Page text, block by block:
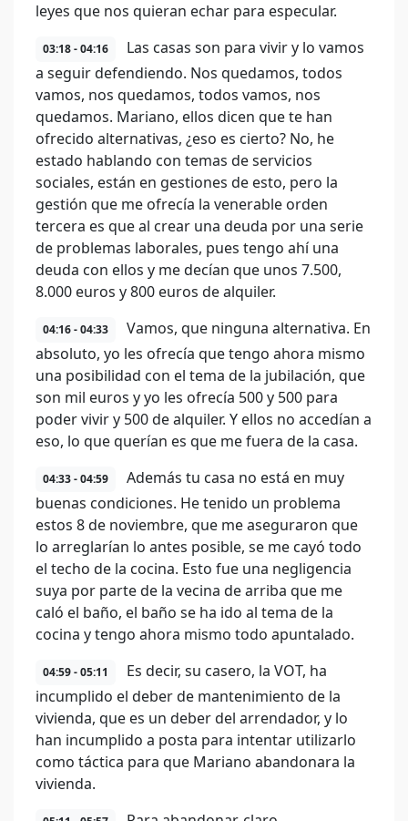
leyes que nos quieran echar para especular.
03:18 - 04:16
Las casas son para vivir y lo vamos
a seguir defendiendo. Nos quedamos, todos
vamos, nos quedamos, todos vamos, nos
quedamos. Mariano, ellos dicen que te han
ofrecido alternativas, ¿eso es cierto? No, he
estado hablando con temas de servicios
sociales, están en gestiones de esto, pero la
gestión que me ofrecía la venerable orden
tercera es que al crear una deuda por una serie
de problemas laborales, pues tengo ahí una
deuda con ellos y me decían que unos 7.500,
8.000 euros y 800 euros de alquiler.
04:16 - 04:33
Vamos, que ninguna alternativa. En
absoluto, yo les ofrecía que tengo ahora mismo
una posibilidad con el tema de la jubilación, que
son mil euros y yo les ofrecía 500 y 500 para
poder vivir y 500 de alquiler. Y ellos no accedían a
eso, lo que querían es que me fuera de la casa.
04:33 - 04:59
Además tu casa no está en muy
buenas condiciones. He tenido un problema
estos 8 de noviembre, que me aseguraron que
lo arreglarían lo antes posible, se me cayó todo
el techo de la cocina. Esto fue una negligencia
suya por parte de la vecina de arriba que me
caló el baño, el baño se ha ido al tema de la
cocina y tengo ahora mismo todo apuntalado.
04:59 - 05:11
Es decir, su casero, la VOT, ha
incumplido el deber de mantenimiento de la
vivienda, que es un deber del arrendador, y lo
han incumplido a posta para intentar utilizarlo
como táctica para que Mariano abandonara la
vivienda.